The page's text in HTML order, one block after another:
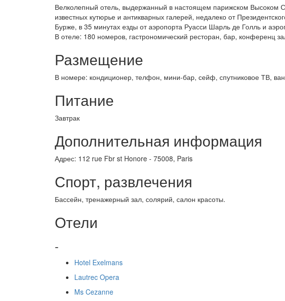
Велколепный отель, выдержанный в настоящем парижском Высоком
известных кутюрье и антикварных галерей, недалеко от
Бурже, в 35 минутах езды от аэропорта Руасси Шарль де Голль и
В отеле: 180 номеров, гастрономический ресторан, бар, конференц
Размещение
В номере: кондиционер, телфон, мини-бар, сейф, спутниковое ТВ,
Питание
Завтрак
Дополнительная информация
Адрес: 112 rue Fbr st Honore - 75008, Paris
Спорт, развлечения
Бассейн, тренажерный зал, солярий, салон красоты.
Отели
-
Hotel Exelmans
Lautrec Opera
Ms Cezanne